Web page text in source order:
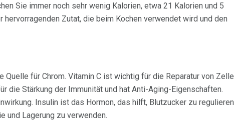
Sie immer noch sehr wenig Kalorien, etwa 21 Kalorien und 5
Zutat, die beim Kochen verwendet wird und den
Quelle für Chrom. Vitamin C ist wichtig für die Reparatur von
die Stärkung der Immunität und hat Anti-Aging-Eigenschaften.
Insulin ist das Hormon, das hilft, Blutzucker zu
und Lagerung zu verwenden.